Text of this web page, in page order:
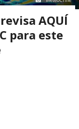
revisa AQUÍ
para este